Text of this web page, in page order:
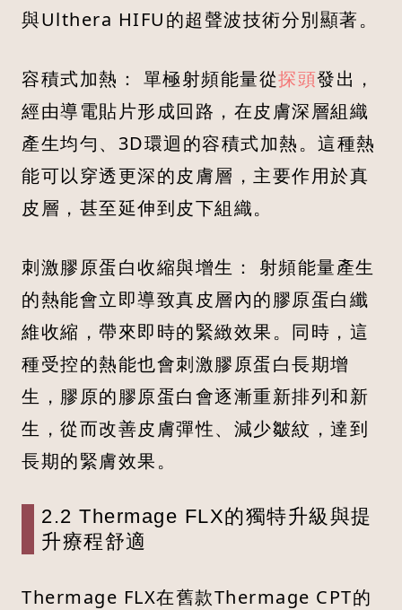
與Ulthera HIFU的超聲波技術分別顯著。
容積式加熱： 單極射頻能量從探頭發出，
經由導電貼片形成回路，在皮膚深層組織
產生均勻、3D環迴的容積式加熱。這種熱
能可以穿透更深的皮膚層，主要作用於真
皮層，甚至延伸到皮下組織。
刺激膠原蛋白收縮與增生： 射頻能量產生
的熱能會立即導致真皮層內的膠原蛋白纖
維收縮，帶來即時的緊緻效果。同時，這
種受控的熱能也會刺激膠原蛋白長期增
生，膠原的膠原蛋白會逐漸重新排列和新
生，從而改善皮膚彈性、減少皺紋，達到
長期的緊膚效果。
2.2 Thermage FLX的獨特升級與提
升療程舒適
Thermage FLX在舊款Thermage CPT的